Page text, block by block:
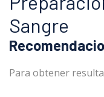
Sangre
Para obtener